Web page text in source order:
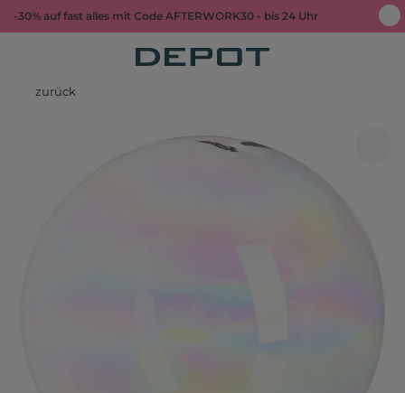
-30% auf fast alles mit Code AFTERWORK30 - bis 24 Uhr
zurück